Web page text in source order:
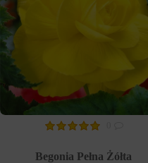
Begonia Pełna Żółta